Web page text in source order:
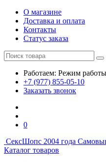
О магазине
Доставка и оплата
Контакты
Статус заказа
Работаем: Режим работы
+7 (977) 855-05-10
Заказать звонок
0
СексШопс 2004 года
Каталог товаров